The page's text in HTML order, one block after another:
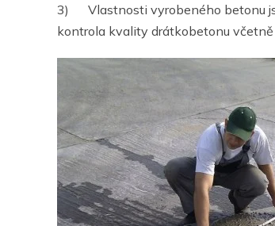
3) Vlastnosti vyrobeného betonu
kontrola kvality drátkobetonu